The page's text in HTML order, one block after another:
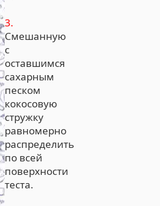
3.
Смешанную
с
оставшимся
сахарным
песком
кокосовую
стружку
равномерно
распределить
по всей
поверхности
теста.